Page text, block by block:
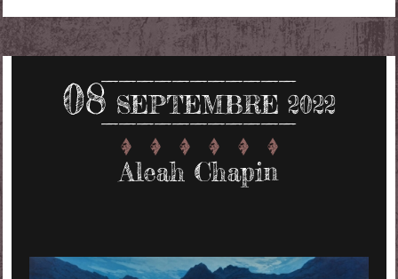
08 SEPTEMBRE 2022
Aleah Chapin